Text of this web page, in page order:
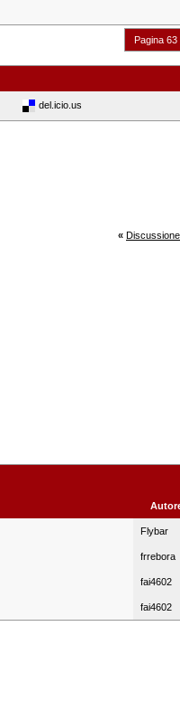
Pagina 63
del.icio.us
«
Flybar
frrebora
fai4602
fai4602